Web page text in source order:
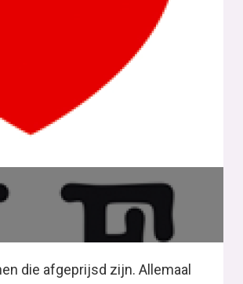
die afgeprijsd zijn. Allemaal